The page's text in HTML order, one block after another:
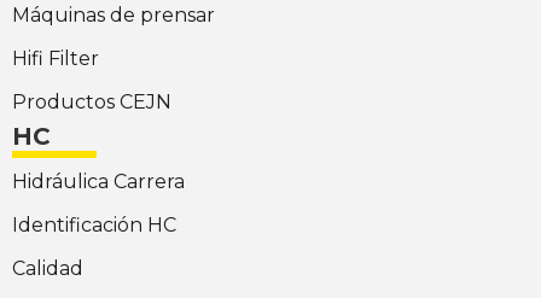
Máquinas de prensar
Hifi Filter
Productos CEJN
HC
Hidráulica Carrera
Identificación HC
Calidad